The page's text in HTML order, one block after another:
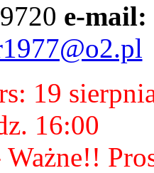
e-mail:
19
16:00